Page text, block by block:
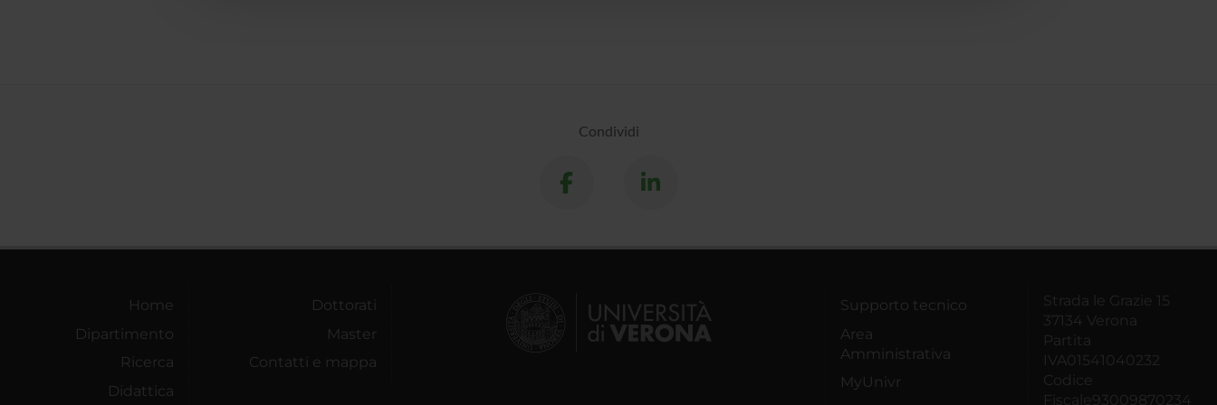
Condividi
Home
Dipartimento
Ricerca
Didattica
Dottorati
Master
Contatti e mappa
Supporto tecnico
Area
Amministrativa
MyUnivr
Strada le Grazie 15
37134 Verona
Partita
IVA01541040232
Codice
Fiscale93009870234